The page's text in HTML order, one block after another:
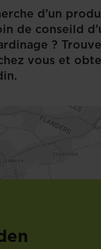
d’un
de conseild
?
vous et